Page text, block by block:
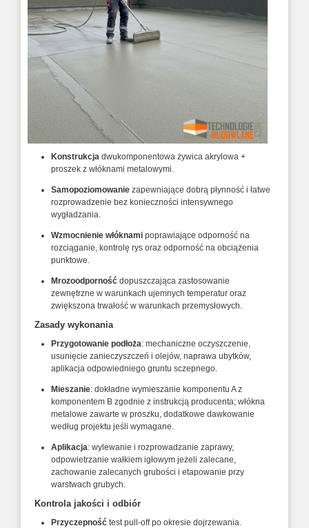
Konstrukcja dwukomponentowa żywica akrylowa +
proszek z włóknami metalowymi.
Samopoziomowanie zapewniające dobrą płynność i łatwe
rozprowadzenie bez konieczności intensywnego
wygładzania.
Wzmocnienie włóknami poprawiające odporność na
rozciąganie, kontrolę rys oraz odporność na obciążenia
punktowe.
Mrozoodporność dopuszczająca zastosowanie
zewnętrzne w warunkach ujemnych temperatur oraz
zwiększona trwałość w warunkach przemysłowych.
Zasady wykonania
Przygotowanie podłoża: mechaniczne oczyszczenie,
usunięcie zanieczyszczeń i olejów, naprawa ubytków,
aplikacja odpowiedniego gruntu sczepnego.
Mieszanie: dokładne wymieszanie komponentu A z
komponentem B zgodnie z instrukcją producenta; włókna
metalowe zawarte w proszku, dodatkowe dawkowanie
według projektu jeśli wymagane.
Aplikacja: wylewanie i rozprowadzanie zaprawy,
odpowietrzanie wałkiem igłowym jeżeli zalecane,
zachowanie zalecanych grubości i etapowanie przy
warstwach grubych.
Kontrola jakości i odbiór
Przyczepność test pull‑off po okresie dojrzewania.